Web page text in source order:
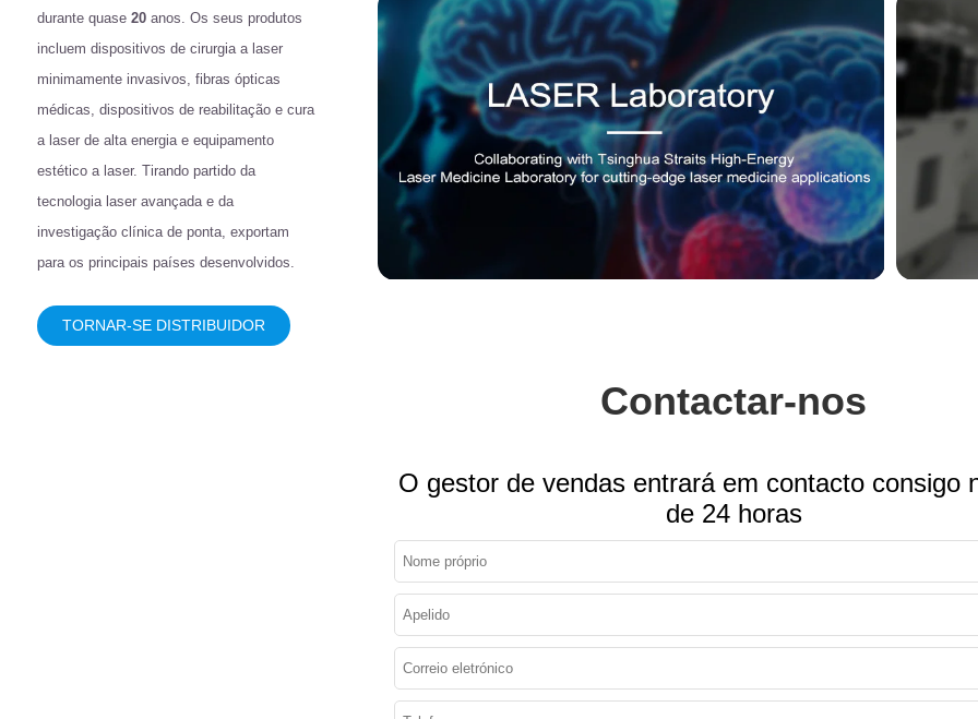
durante quase 20 anos. Os seus produtos
incluem dispositivos de cirurgia a laser
minimamente invasivos, fibras ópticas
médicas, dispositivos de reabilitação e cura
a laser de alta energia e equipamento
estético a laser. Tirando partido da
tecnologia laser avançada e da
investigação clínica de ponta, exportam
para os principais países desenvolvidos.
TORNAR-SE DISTRIBUIDOR
Contactar-nos
O gestor de vendas entrará em contacto consigo
de 24 horas